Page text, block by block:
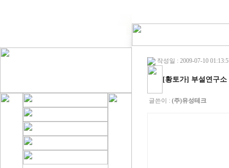
작성일 : 2009-07-10
[황토가] 부설연구소
글쓴이 : (주)유성테크